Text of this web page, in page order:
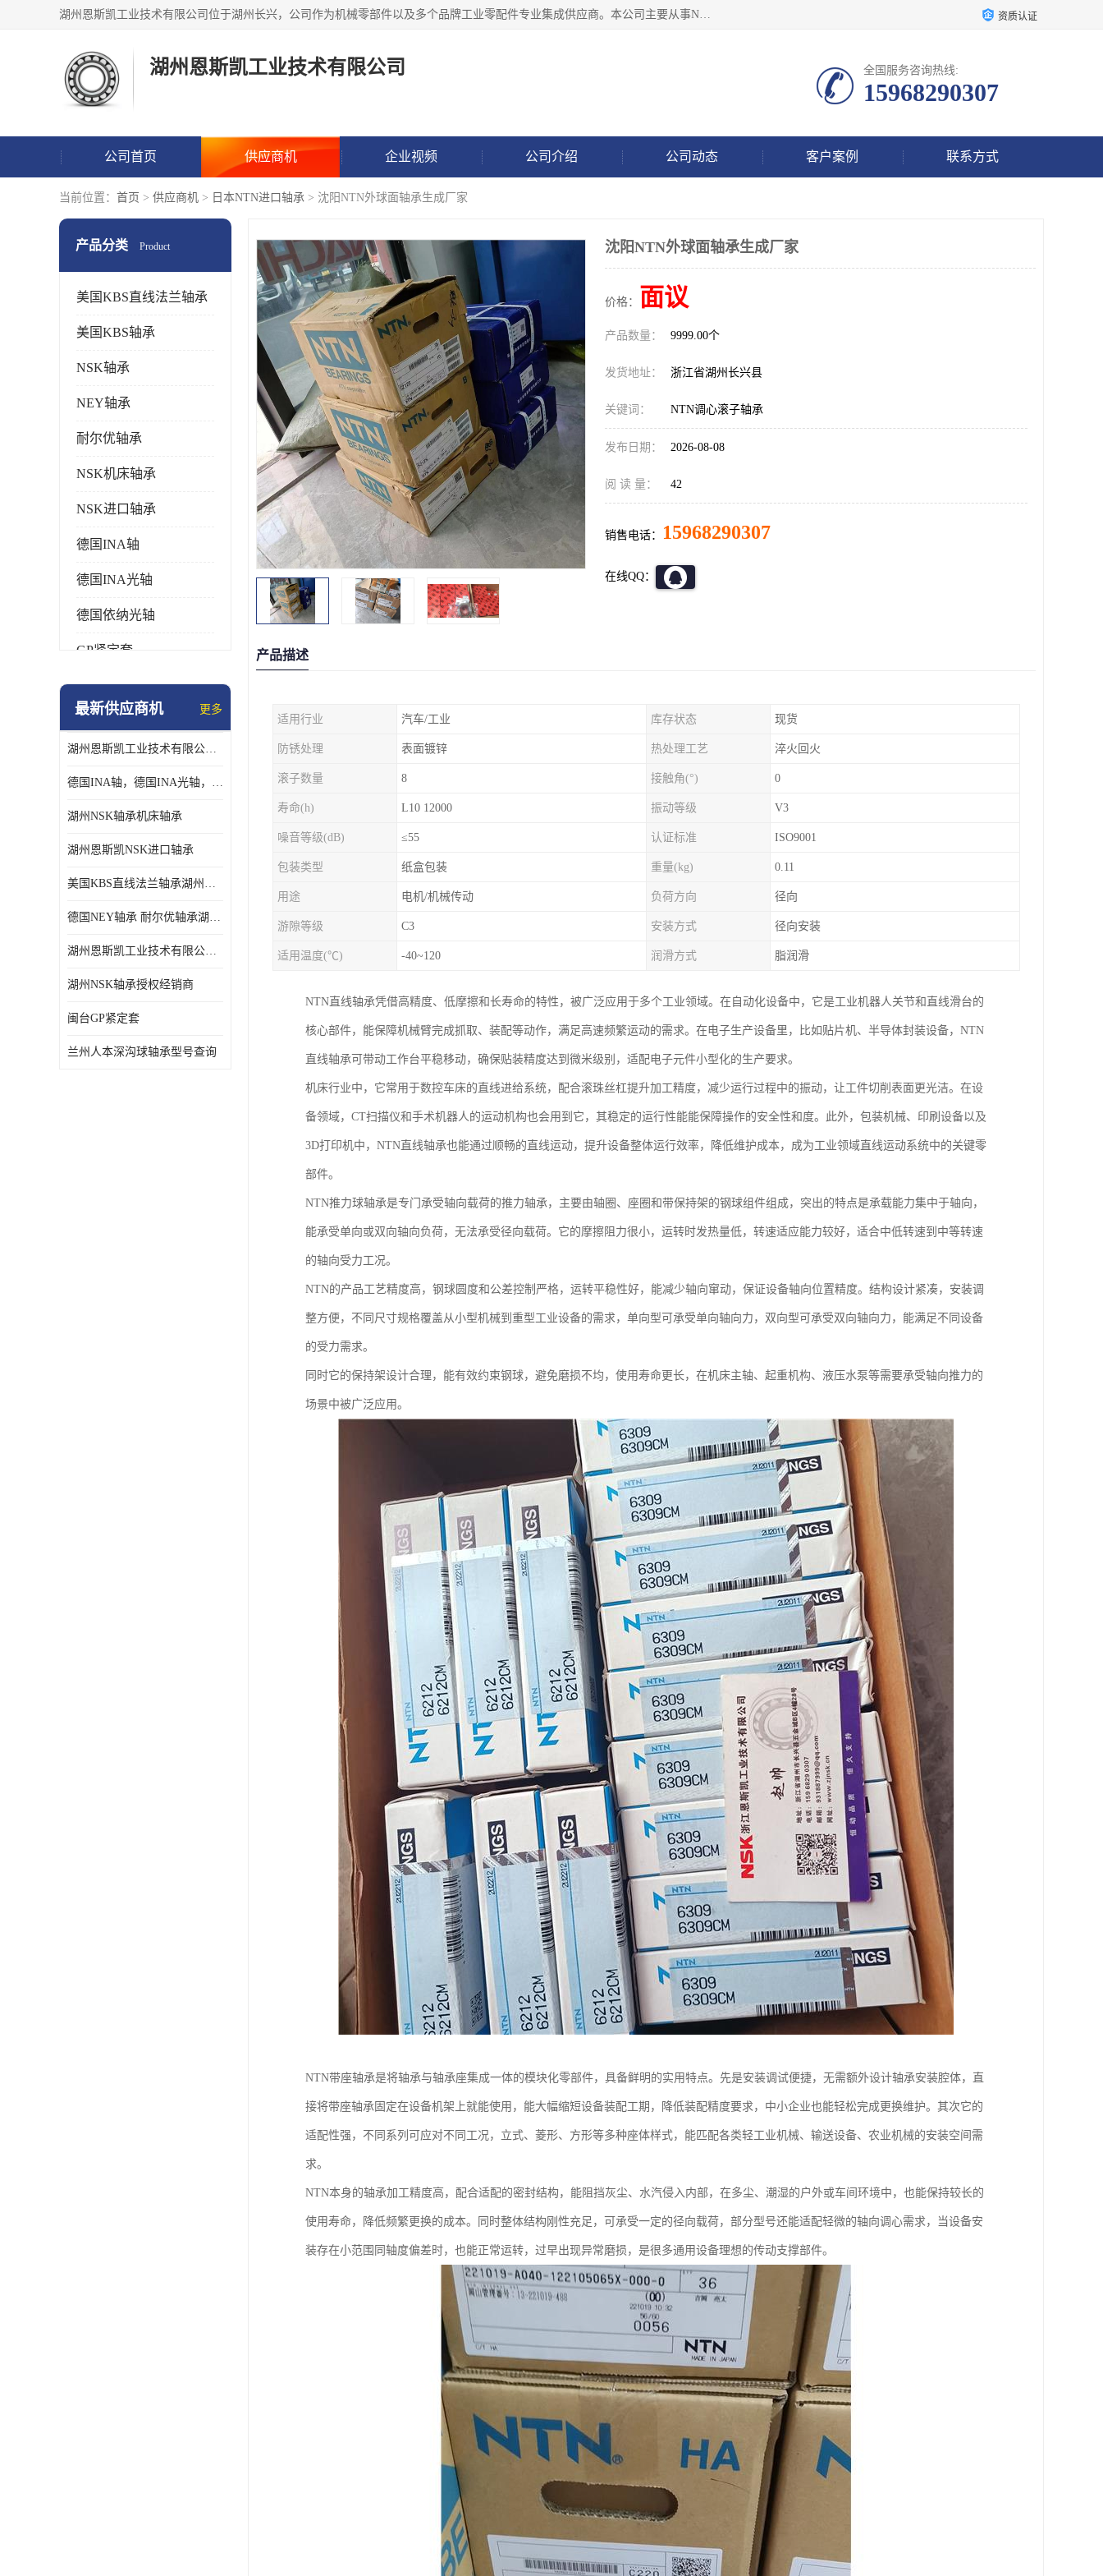
湖州恩斯凯工业技术有限公司位于湖州长兴，公司作为机械零部件以及多个品牌工业零配件专业集成供应商。本公司主要从事NSK进口轴承、SKF进口轴承、FAG进口轴承、NTN进口轴承、国产轴承：ZWZ、HRB、C&U轴承外球面轴承、导轨、丝杠、滑块、 润滑油、工业皮带及其他工业零部件的销售. 资质认证
湖州恩斯凯工业技术有限公司 全国服务咨询热线:
15968290307
公司首页 供应商机 企业视频 公司介绍 公司动态 客户案例 联系方式
当前位置： 首页 > 供应商机 > 日本NTN进口轴承 > 沈阳NTN外球面轴承生成厂家
产品分类 Product
美国KBS直线法兰轴承
美国KBS轴承
NSK轴承
NEY轴承
耐尔优轴承
NSK机床轴承
NSK进口轴承
德国INA轴
德国INA光轴
德国依纳光轴
GP紧定套
SKF轴承
日本NSK进口轴承
德国INA进口轴承
最新供应商机 更多
湖州恩斯凯工业技术有限公司 湖州NSK轴承
德国INA轴，德国INA光轴，德国依纳光轴
湖州NSK轴承机床轴承
湖州恩斯凯NSK进口轴承
美国KBS直线法兰轴承湖州KBS轴承
德国NEY轴承 耐尔优轴承湖州代理商
湖州恩斯凯工业技术有限公司NSK轴承*经销商
湖州NSK轴承授权经销商
闽台GP紧定套
兰州人本深沟球轴承型号查询
沈阳NTN外球面轴承生成厂家
价格： 面议
产品数量： 9999.00个
发货地址： 浙江省湖州长兴县
关键词： NTN调心滚子轴承
发布日期： 2026-08-08
阅 读 量： 42
销售电话： 15968290307
在线QQ：
产品描述
适用行业 汽车/工业 库存状态 现货
防锈处理 表面镀锌 热处理工艺 淬火回火
滚子数量 8 接触角(°) 0
寿命(h) L10 12000 振动等级 V3
噪音等级(dB) ≤55 认证标准 ISO9001
包装类型 纸盒包装 重量(kg) 0.11
用途 电机/机械传动 负荷方向 径向
游隙等级 C3 安装方式 径向安装
适用温度(℃) -40~120 润滑方式 脂润滑
NTN直线轴承凭借高精度、低摩擦和长寿命的特性，被广泛应用于多个工业领域。在自动化设备中，它是工业机器人关节和直线滑台的
核心部件，能保障机械臂完成抓取、装配等动作，满足高速频繁运动的需求。在电子生产设备里，比如贴片机、半导体封装设备，NTN
直线轴承可带动工作台平稳移动，确保贴装精度达到微米级别，适配电子元件小型化的生产要求。
机床行业中，它常用于数控车床的直线进给系统，配合滚珠丝杠提升加工精度，减少运行过程中的振动，让工件切削表面更光洁。在设
备领域，CT扫描仪和手术机器人的运动机构也会用到它，其稳定的运行性能能保障操作的安全性和度。此外，包装机械、印刷设备以及
3D打印机中，NTN直线轴承也能通过顺畅的直线运动，提升设备整体运行效率，降低维护成本，成为工业领域直线运动系统中的关键零
部件。
NTN推力球轴承是专门承受轴向载荷的推力轴承，主要由轴圈、座圈和带保持架的钢球组件组成，突出的特点是承载能力集中于轴向，
能承受单向或双向轴向负荷，无法承受径向载荷。它的摩擦阻力很小，运转时发热量低，转速适应能力较好，适合中低转速到中等转速
的轴向受力工况。
NTN的产品工艺精度高，钢球圆度和公差控制严格，运转平稳性好，能减少轴向窜动，保证设备轴向位置精度。结构设计紧凑，安装调
整方便，不同尺寸规格覆盖从小型机械到重型工业设备的需求，单向型可承受单向轴向力，双向型可承受双向轴向力，能满足不同设备
的受力需求。
同时它的保持架设计合理，能有效约束钢球，避免磨损不均，使用寿命更长，在机床主轴、起重机构、液压水泵等需要承受轴向推力的
场景中被广泛应用。
NTN带座轴承是将轴承与轴承座集成一体的模块化零部件，具备鲜明的实用特点。先是安装调试便捷，无需额外设计轴承安装腔体，直
接将带座轴承固定在设备机架上就能使用，能大幅缩短设备装配工期，降低装配精度要求，中小企业也能轻松完成更换维护。其次它的
适配性强，不同系列可应对不同工况，立式、菱形、方形等多种座体样式，能匹配各类轻工业机械、输送设备、农业机械的安装空间需
求。
NTN本身的轴承加工精度高，配合适配的密封结构，能阻挡灰尘、水汽侵入内部，在多尘、潮湿的户外或车间环境中，也能保持较长的
使用寿命，降低频繁更换的成本。同时整体结构刚性充足，可承受一定的径向载荷，部分型号还能适配轻微的轴向调心需求，当设备安
装存在小范围同轴度偏差时，也能正常运转，过早出现异常磨损，是很多通用设备理想的传动支撑部件。